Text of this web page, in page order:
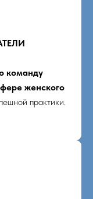
команду
женского
практики.